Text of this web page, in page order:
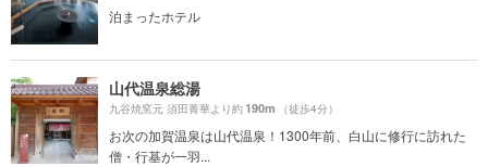
泊まったホテル
山代温泉総湯
九谷焼窯元 須田菁華より約190m （徒歩4分）
お次の加賀温泉は山代温泉！1300年前、白山に修行に訪れた
僧・行基が一羽...